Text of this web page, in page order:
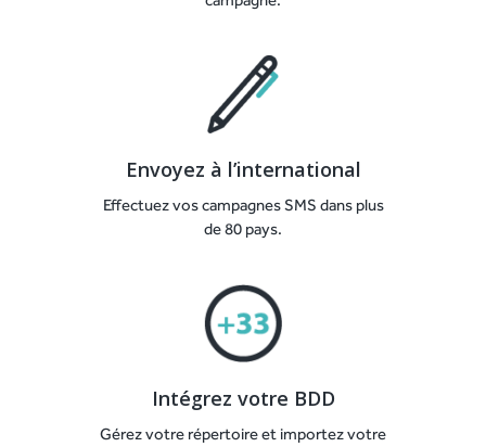
Envoyez à l’international
Effectuez vos campagnes SMS dans plus
de 80 pays.
Intégrez votre BDD
Gérez votre répertoire et importez votre